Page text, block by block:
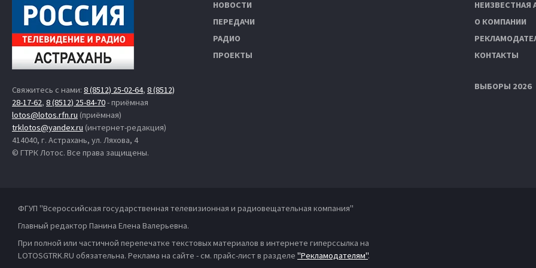
Свяжитесь с нами: 8 (8512) 25-02-64, 8 (8512)
28-17-62, 8 (8512) 25-84-70- приёмная
lotos@lotos.rfn.ru (приёмная)
trklotos@yandex.ru (интернет-редакция)
414040, г. Астрахань, ул. Ляхова, 4
© ГТРК Лотос. Все права защищены.
НОВОСТИ
ПЕРЕДАЧИ
РАДИО
ПРОЕКТЫ
НЕИЗВЕСТНАЯ
О КОМПАНИИ
КОНТАКТЫ
ВЫБОРЫ 2026
ФГУП "Всероссийская государственная телевизионная и радиовещательная компания"
Главный редактор Панина Елена Валерьевна.
При полной или частичной перепечатке текстовых материалов в интернете гиперссылка на
LOTOSGTRK.RU обязательна. Реклама на сайте - см. прайс-лист в разделе "Рекламодателям".